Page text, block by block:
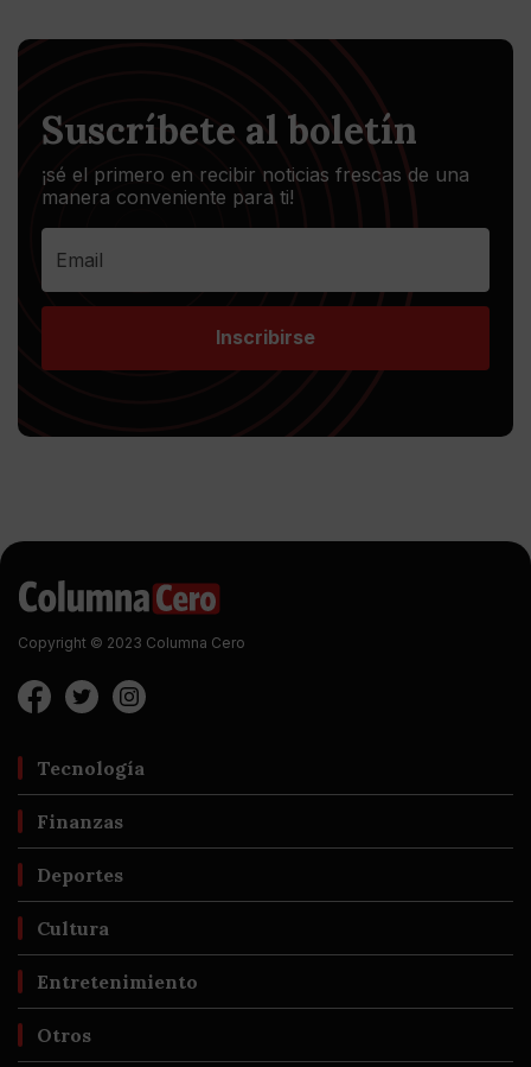
Suscríbete al boletín
¡sé el primero en recibir noticias frescas de una
manera conveniente para ti!
Inscribirse
Copyright © 2023 Columna Cero
Tecnología
Finanzas
Deportes
Cultura
Entretenimiento
Otros